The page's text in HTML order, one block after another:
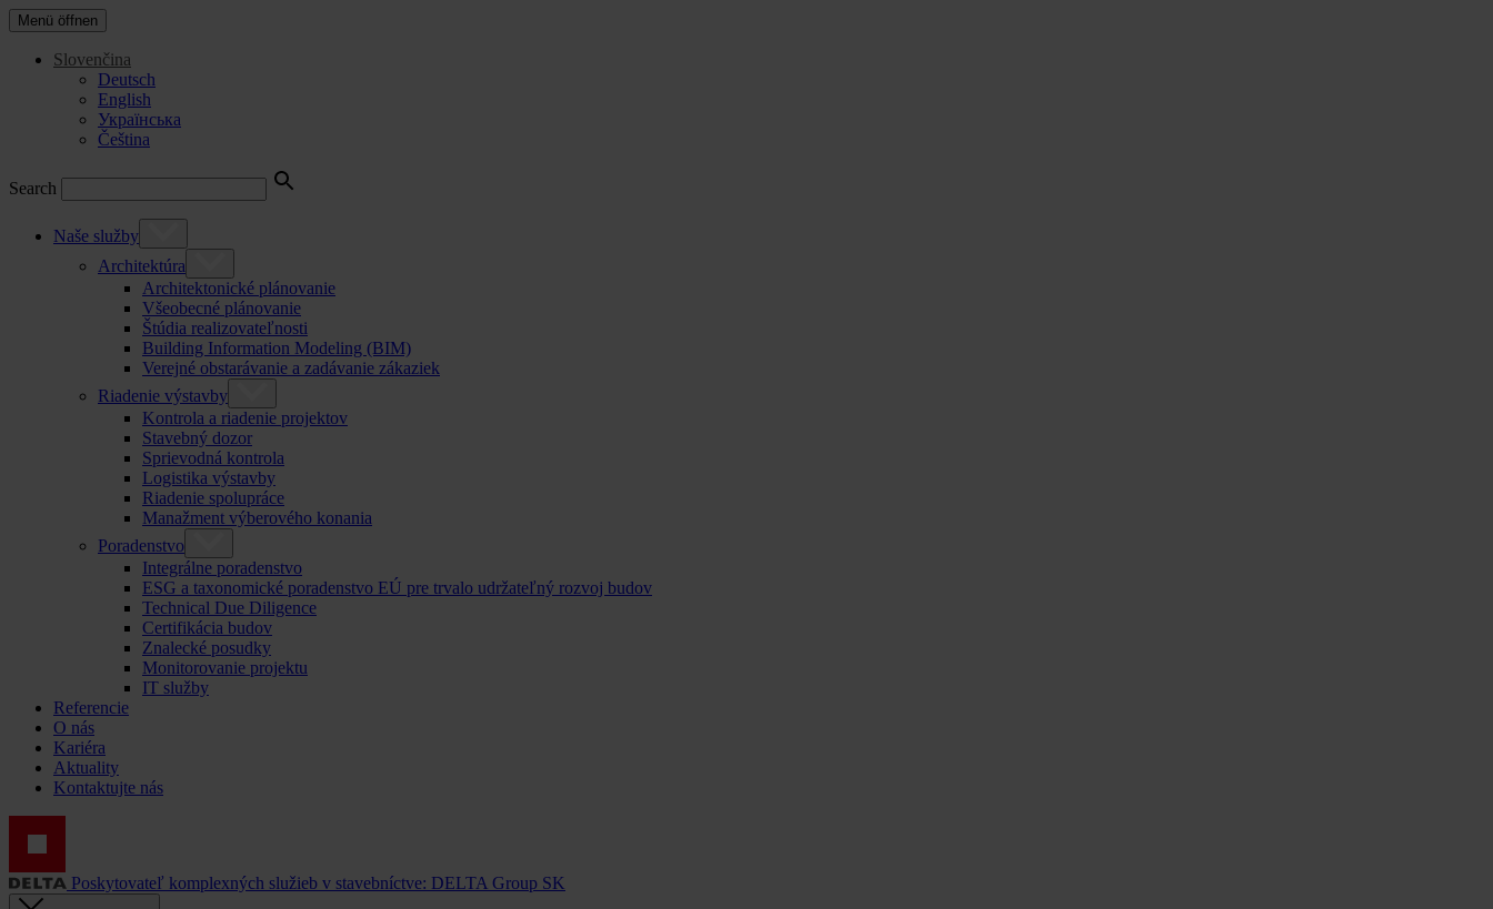
Menü öffnen
Slovenčina
Deutsch
English
Українська
Čeština
Search
Naše služby
Architektúra
Architektonické plánovanie
Všeobecné plánovanie
Štúdia realizovateľnosti
Building Information Modeling (BIM)
Verejné obstarávanie a zadávanie zákaziek
Riadenie výstavby
Kontrola a riadenie projektov
Stavebný dozor
Sprievodná kontrola
Logistika výstavby
Riadenie spolupráce
Manažment výberového konania
Poradenstvo
Integrálne poradenstvo
ESG a taxonomické poradenstvo EÚ pre trvalo udržateľný rozvoj budov
Technical Due Diligence
Certifikácia budov
Znalecké posudky
Monitorovanie projektu
IT služby
Referencie
O nás
Kariéra
Aktuality
Kontaktujte nás
Poskytovateľ komplexných služieb v stavebníctve: DELTA Group SK